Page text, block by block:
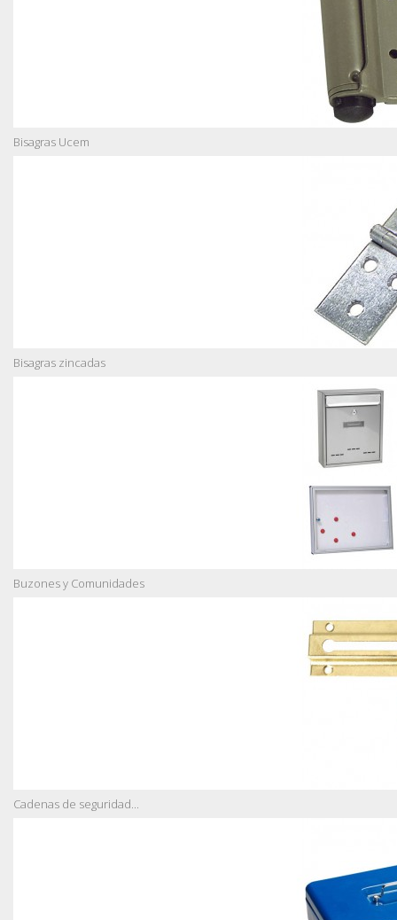
Bisagras Ucem
Bisagras zincadas
Buzones y Comunidades
Cadenas de seguridad...